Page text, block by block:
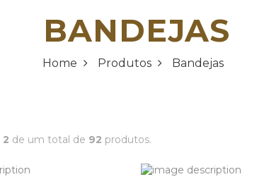
BANDEJAS
Home Produtos Bandejas
2 de um total de 92 produtos.